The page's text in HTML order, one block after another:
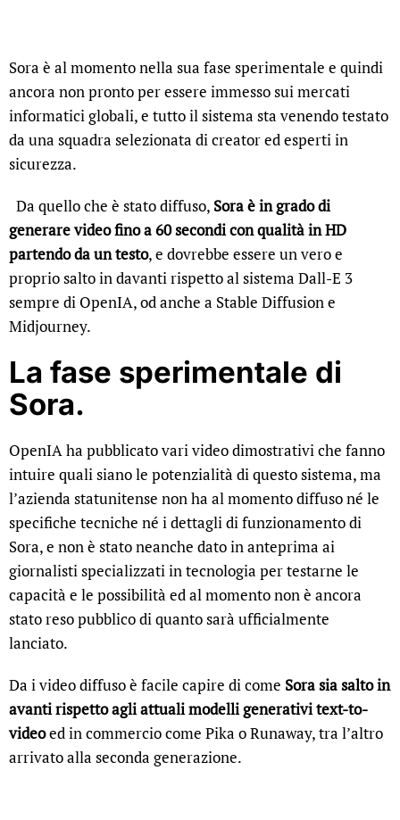
Sora è al momento nella sua fase sperimentale e quindi
ancora non pronto per essere immesso sui mercati
informatici globali, e tutto il sistema sta venendo testato
da una squadra selezionata di creator ed esperti in
sicurezza.
Da quello che è stato diffuso, Sora è in grado di
generare video fino a 60 secondi con qualità in HD
partendo da un testo, e dovrebbe essere un vero e
proprio salto in davanti rispetto al sistema Dall-E 3
sempre di OpenIA, od anche a Stable Diffusion e
Midjourney.
La fase sperimentale di
Sora.
OpenIA ha pubblicato vari video dimostrativi che fanno
intuire quali siano le potenzialità di questo sistema, ma
l’azienda statunitense non ha al momento diffuso né le
specifiche tecniche né i dettagli di funzionamento di
Sora, e non è stato neanche dato in anteprima ai
giornalisti specializzati in tecnologia per testarne le
capacità e le possibilità ed al momento non è ancora
stato reso pubblico di quanto sarà ufficialmente
lanciato.
Da i video diffuso è facile capire di come Sora sia salto in
avanti rispetto agli attuali modelli generativi text-to-
videoed in commercio come Pika o Runaway, tra l’altro
arrivato alla seconda generazione.